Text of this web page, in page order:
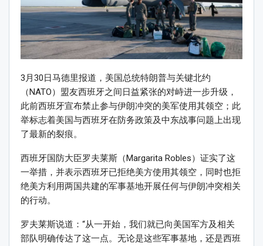
3月30日马德里报道，美国总统特朗普与关键北约
（NATO）盟友西班牙之间日益紧张的对峙进一步升级，
此前西班牙宣布禁止参与伊朗冲突的美军使用其领空；此
举标志着美国与西班牙在防务政策及中东战事问题上出现
了最新的裂痕。
西班牙国防大臣罗夫莱斯（Margarita Robles）证实了这
一举措，并表示西班牙已拒绝美方使用其领空，同时也拒
绝美方利用两国共建的军事基地开展任何与伊朗冲突相关
的行动。
罗夫莱斯说道：“从一开始，我们就已向美国军方及相关
部队明确传达了这一点。无论是这些军事基地，还是西班